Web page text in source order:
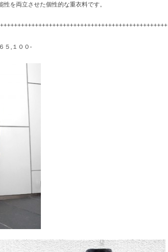
を両立させた個性的な重衣料です。
５,１００-